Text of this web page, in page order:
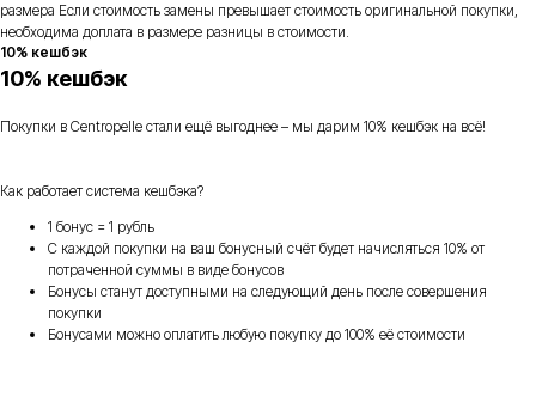
размера Если стоимость замены превышает стоимость оригинальной покупки,
необходима доплата в размере разницы в стоимости.
10% кешбэк
10% кешбэк
Покупки в Centropelle стали ещё выгоднее – мы дарим 10% кешбэк на всё!
Как работает система кешбэка?
1 бонус = 1 рубль
С каждой покупки на ваш бонусный счёт будет начисляться 10% от
потраченной суммы в виде бонусов
Бонусы станут доступными на следующий день после совершения
покупки
Бонусами можно оплатить любую покупку до 100% её стоимости